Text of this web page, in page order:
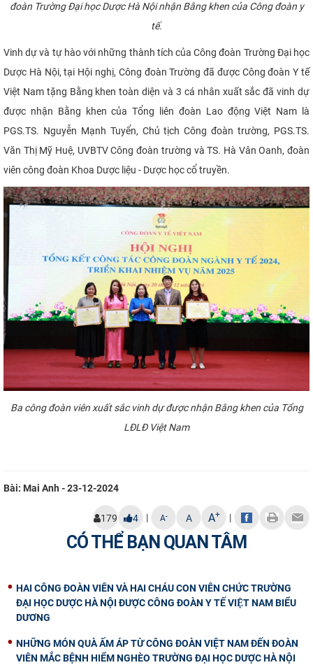
đoàn Trường Đại học Dược Hà Nội nhận Bằng khen của Công đoàn y
tế.
Vinh dự và tự hào với những thành tích của Công đoàn Trường Đại học
Dược Hà Nội, tại Hội nghị, Công đoàn Trường đã được Công đoàn Y tế
Việt Nam tặng Bằng khen toàn diện và 3 cá nhân xuất sắc đã vinh dự
được nhận Bằng khen của Tổng liên đoàn Lao động Việt Nam là
PGS.TS. Nguyễn Mạnh Tuyển, Chủ tịch Công đoàn trường, PGS.TS.
Văn Thị Mỹ Huệ, UVBTV Công đoàn trường và TS. Hà Vân Oanh, đoàn
viên công đoàn Khoa Dược liệu - Dược học cổ truyền.
Bacông đoàn viên xuất sắc vinh dựđược nhận Bằng khen của Tổng
LĐLĐ Việt Nam
Bài: Mai Anh - 23-12-2024
179 4 | A- A A+ |
CÓ THỂ BẠN QUAN TÂM
HAI CÔNG ĐOÀN VIÊN VÀ HAI CHÁU CON VIÊN CHỨC TRƯỜNG
ĐẠI HỌC DƯỢC HÀ NỘI ĐƯỢC CÔNG ĐOÀN Y TẾ VIỆT NAM BIỂU
DƯƠNG
NHỮNG MÓN QUÀ ẤM ÁP TỪ CÔNG ĐOÀN VIỆT NAM ĐẾN ĐOÀN
VIÊN MẮC BỆNH HIỂM NGHÈO TRƯỜNG ĐẠI HỌC DƯỢC HÀ NỘI